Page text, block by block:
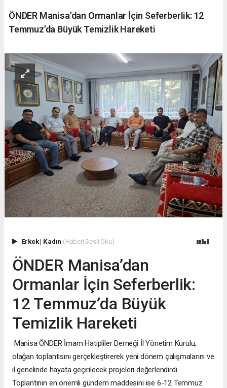
ÖNDER Manisa’dan Ormanlar İçin Seferberlik: 12
Temmuz’da Büyük Temizlik Hareketi
Erkek| Kadın (Haberi Sesli Oku)
ÖNDER Manisa’dan
Ormanlar İçin Seferberlik:
12 Temmuz’da Büyük
Temizlik Hareketi
Manisa ÖNDER İmam Hatipliler Derneği İl Yönetim Kurulu,
olağan toplantısını gerçekleştirerek yeni dönem çalışmalarını ve
il genelinde hayata geçirilecek projeleri değerlendirdi.
Toplantının en önemli gündem maddesini ise 6-12 Temmuz